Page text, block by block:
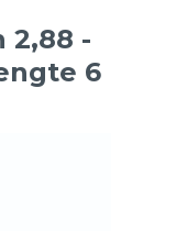
2,88 -
6